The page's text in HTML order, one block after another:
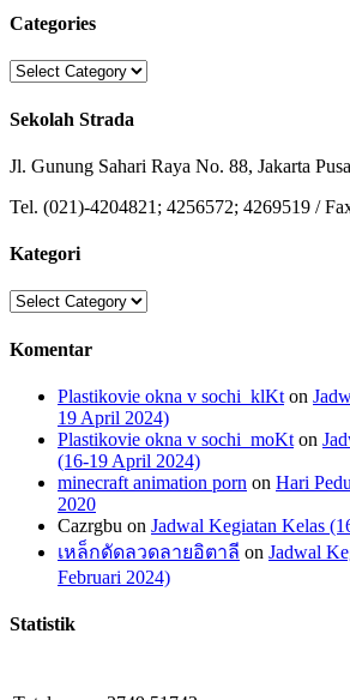
Categories
Categories
Sekolah Strada
Jl. Gunung Sahari Raya No. 88, Jakarta
Tel. (021)-4204821; 4256572; 4269519 /
Kategori
Kategori
Komentar
Plastikovie okna v sochi_klKt on
19 April 2024)
Plastikovie okna v sochi_moKt on
(16-19 April 2024)
minecraft animation porn on Hari
2020
Cazrgbu on Jadwal Kegiatan Kelas
เหล็กดัดลวดลายอิตาลี on Jadwal
Februari 2024)
Statistik